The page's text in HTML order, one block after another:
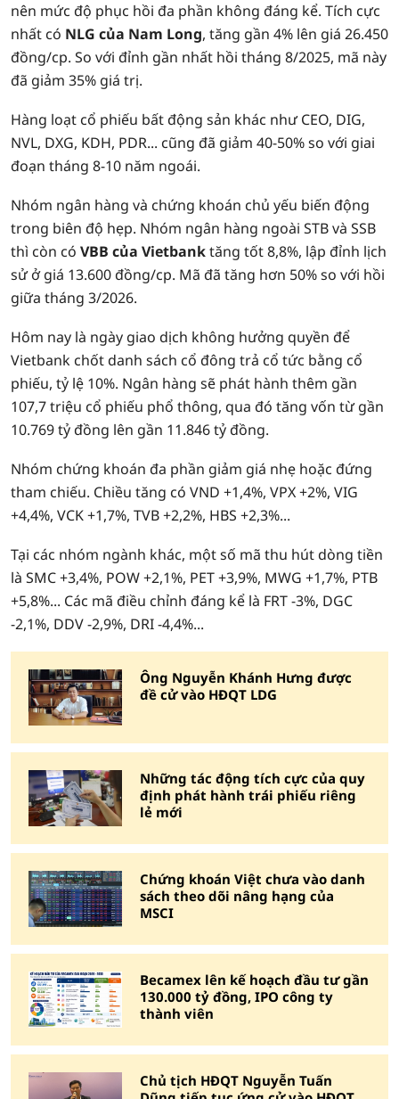
nên mức độ phục hồi đa phần không đáng kể. Tích cực
nhất có NLG của Nam Long, tăng gần 4% lên giá 26.450
đồng/cp. So với đỉnh gần nhất hồi tháng 8/2025, mã này
đã giảm 35% giá trị.
Hàng loạt cổ phiếu bất động sản khác như CEO, DIG,
NVL, DXG, KDH, PDR... cũng đã giảm 40-50% so với giai
đoạn tháng 8-10 năm ngoái.
Nhóm ngân hàng và chứng khoán chủ yếu biến động
trong biên độ hẹp. Nhóm ngân hàng ngoài STB và SSB
thì còn có VBB của Vietbanktăng tốt 8,8%, lập đỉnh lịch
sử ở giá 13.600 đồng/cp. Mã đã tăng hơn 50% so với hồi
giữa tháng 3/2026.
Hôm nay là ngày giao dịch không hưởng quyền để
Vietbank chốt danh sách cổ đông trả cổ tức bằng cổ
phiếu, tỷ lệ 10%. Ngân hàng sẽ phát hành thêm gần
107,7 triệu cổ phiếu phổ thông, qua đó tăng vốn từ gần
10.769 tỷ đồng lên gần 11.846 tỷ đồng.
Nhóm chứng khoán đa phần giảm giá nhẹ hoặc đứng
tham chiếu. Chiều tăng có VND +1,4%, VPX +2%, VIG
+4,4%, VCK +1,7%, TVB +2,2%, HBS +2,3%...
Tại các nhóm ngành khác, một số mã thu hút dòng tiền
là SMC +3,4%, POW +2,1%, PET +3,9%, MWG +1,7%, PTB
+5,8%... Các mã điều chỉnh đáng kể là FRT -3%, DGC
-2,1%, DDV -2,9%, DRI -4,4%...
Ông Nguyễn Khánh Hưng được
đề cử vào HĐQT LDG
Những tác động tích cực của quy
định phát hành trái phiếu riêng
lẻ mới
Chứng khoán Việt chưa vào danh
sách theo dõi nâng hạng của
MSCI
Becamex lên kế hoạch đầu tư gần
130.000 tỷ đồng, IPO công ty
thành viên
Chủ tịch HĐQT Nguyễn Tuấn